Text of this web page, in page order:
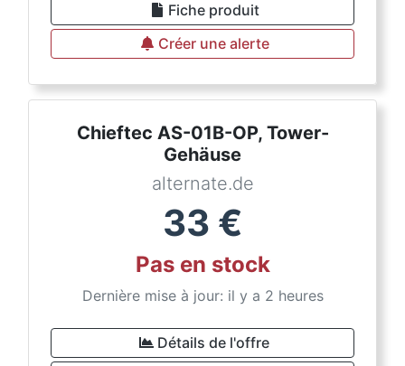
Fiche produit
Créer une alerte
Chieftec AS-01B-OP, Tower-
Gehäuse
alternate.de
33 €
Pas en stock
Dernière mise à jour: il y a 2 heures
Détails de l'offre